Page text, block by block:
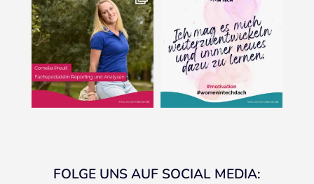
FOLGE UNS AUF SOCIAL MEDIA: